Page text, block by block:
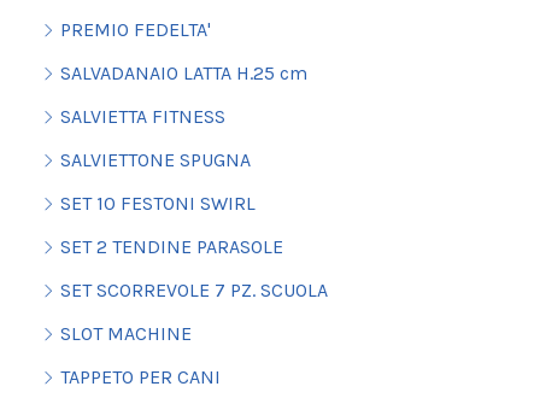
PREMIO FEDELTA'
SALVADANAIO LATTA H.25 cm
SALVIETTA FITNESS
SALVIETTONE SPUGNA
SET 10 FESTONI SWIRL
SET 2 TENDINE PARASOLE
SET SCORREVOLE 7 PZ. SCUOLA
SLOT MACHINE
TAPPETO PER CANI